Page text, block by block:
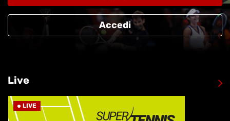
Accedi
Live
LIVE